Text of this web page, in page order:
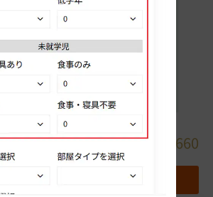
082-327-3660
お気に入りホテルに追加する